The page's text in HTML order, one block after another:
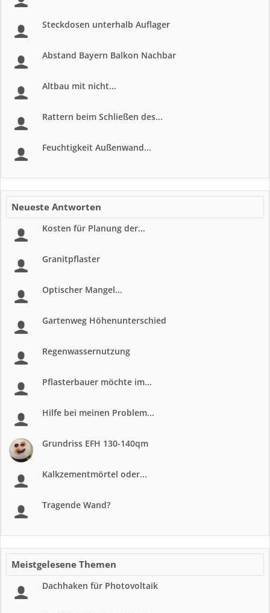
Steckdosen unterhalb Auflager
Abstand Bayern Balkon Nachbar
Altbau mit nicht...
Rattern beim Schließen des...
Feuchtigkeit Außenwand...
Neueste Antworten
Kosten für Planung der...
Granitpflaster
Optischer Mangel...
Gartenweg Höhenunterschied
Regenwassernutzung
Pflasterbauer möchte im...
Hilfe bei meinen Problem...
Grundriss EFH 130-140qm
Kalkzementmörtel oder...
Tragende Wand?
Meistgelesene Themen
Dachhaken für Photovoltaik